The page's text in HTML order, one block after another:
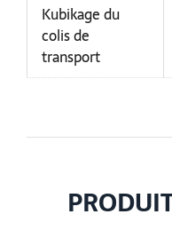
Kubikage du
colis de
transport